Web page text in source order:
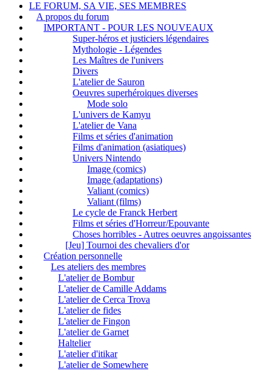
LE FORUM, SA VIE, SES MEMBRES
A propos du forum
IMPORTANT - POUR LES NOUVEAUX
Super-héros et justiciers légendaires
Mythologie - Légendes
Les Maîtres de l'univers
Divers
L'atelier de Sauron
Oeuvres superhéroiques diverses
Mode solo
L'univers de Kamyu
L'atelier de Vana
Films et séries d'animation
Films d'animation (asiatiques)
Univers Nintendo
Image (comics)
Image (adaptations)
Valiant (comics)
Valiant (films)
Le cycle de Franck Herbert
Films et séries d'Horreur/Epouvante
Choses horribles - Autres oeuvres angoissantes
[Jeu] Tournoi des chevaliers d'or
Création personnelle
Les ateliers des membres
L'atelier de Bombur
L'atelier de Camille Addams
L'atelier de Cerca Trova
L'atelier de fides
L'atelier de Fingon
L'atelier de Garnet
Haltelier
L'atelier d'itikar
L'atelier de Somewhere